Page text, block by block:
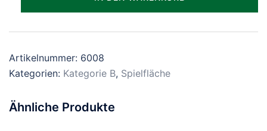
Artikelnummer: 6008
Kategorien: Kategorie B, Spielfläche
Ähnliche Produkte